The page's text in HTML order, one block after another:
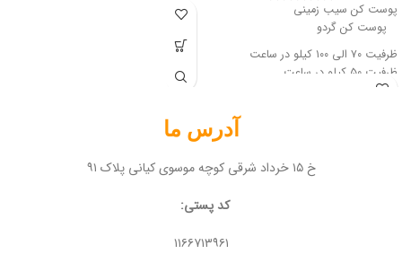
پوست کن سیب زمینی
پوست کن گردو
ظرفیت ۷۰ الی ۱۰۰ کیلو در ساعت
ظرفیت ۵۰ کیلو در ساعت
آدرس ما
خ ۱۵ خرداد شرقی کوچه موسوی کیانی پلاک ۹۱
کد پستی:
۱۱۶۶۷۱۳۹۶۱